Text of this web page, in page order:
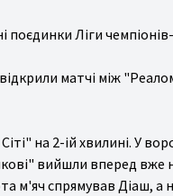
поєдинки Ліги
матчі між
на 2-ій хвилині. У
вийшли вперед вже
м'яч спрямував Діаш, а